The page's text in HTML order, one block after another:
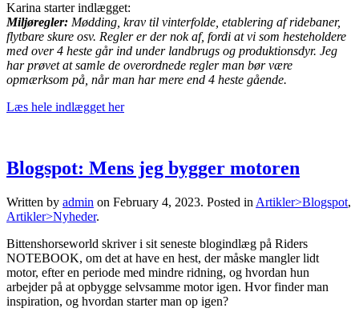
Karina starter indlægget:
Miljøregler: Mødding, krav til vinterfolde, etablering af ridebaner,
flytbare skure osv. Regler er der nok af, fordi at vi som hesteholdere
med over 4 heste går ind under landbrugs og produktionsdyr. Jeg
har prøvet at samle de overordnede regler man bør være
opmærksom på, når man har mere end 4 heste gående.
Læs hele indlægget her
Blogspot: Mens jeg bygger motoren
Written by admin on February 4, 2023. Posted in Artikler>Blogspot,
Artikler>Nyheder.
Bittenshorseworld skriver i sit seneste blogindlæg på Riders
NOTEBOOK, om det at have en hest, der måske mangler lidt
motor, efter en periode med mindre ridning, og hvordan hun
arbejder på at opbygge selvsamme motor igen. Hvor finder man
inspiration, og hvordan starter man op igen?